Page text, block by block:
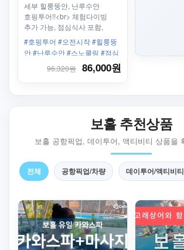
세부 힐룽뚱안, 난루수안
호핑투어!!<br> 체험다이빙
추가 가능, 점심식사 포함,
왕복픽업 포함
#호핑투어 #오전시작 #힐룽뚱
안 #난루수안 #스노쿨링 #점심
식사 #픽업포함 #체험다이빙
96,320원 86,000원
보홀 추천상품
보홀 공항픽업, 데이투어, 액티비티 상품을
전체 공항픽업/차량 데이투어/액티비티